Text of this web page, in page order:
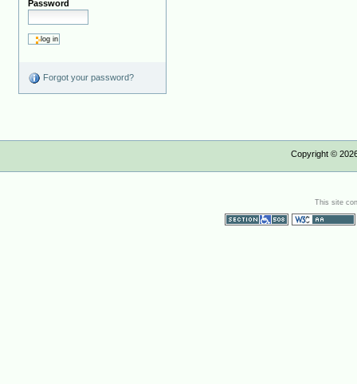
Password
Forgot your password?
Copyright ©
This site